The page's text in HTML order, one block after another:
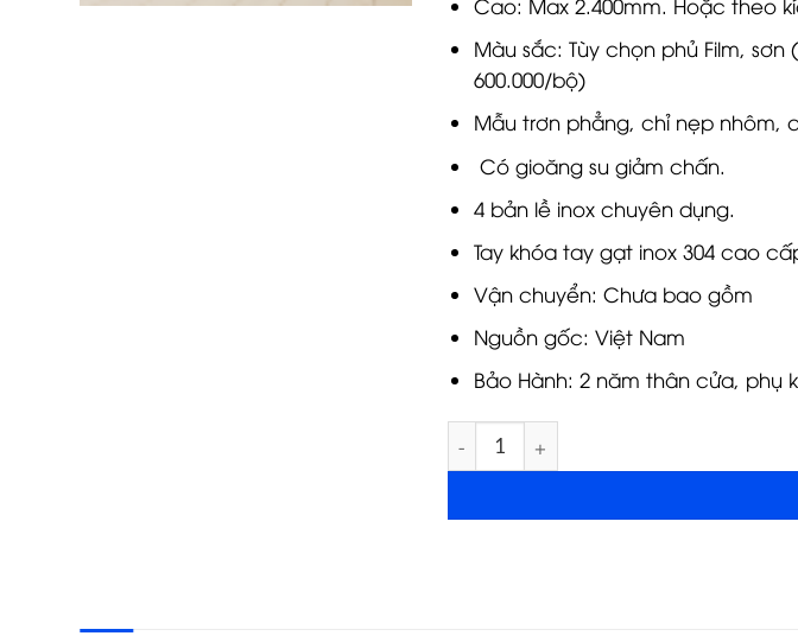
Cao: Max 2.400mm. Hoặc theo
Màu sắc: Tùy chọn phủ Film,
600.000/bộ)
Mẫu trơn phẳng, chỉ nẹp nhôm,
Có gioăng su giảm chấn.
4 bản lề inox chuyên dụng.
Tay khóa tay gạt inox 304 cao
Vận chuyển: Chưa bao gồm
Nguồn gốc: Việt Nam
Bảo Hành: 2 năm thân cửa, phụ
Cửa nhựa Sungyu LX 37 số lượng